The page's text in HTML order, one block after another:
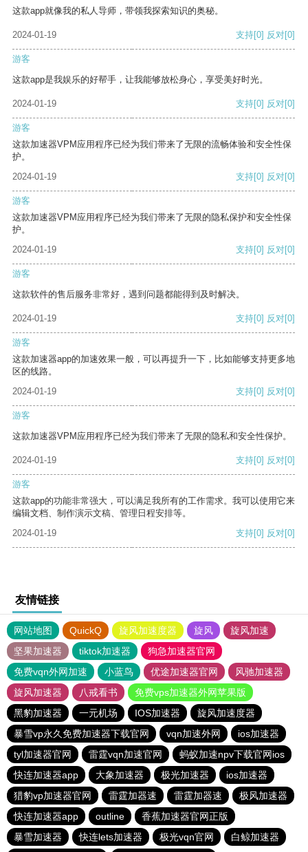
这款app就像我的私人导师，带领我探索知识的奥秘。
2024-01-19 支持[0] 反对[0]
游客
这款app是我娱乐的好帮手，让我能够放松身心，享受美好时光。
2024-01-19 支持[0] 反对[0]
游客
这款加速器VPM应用程序已经为我们带来了无限的流畅体验和安全性保
护。
2024-01-19
支持[0] 反对[0]
游客
这款加速器VPM应用程序已经为我们带来了无限的隐私保护和安全性保
护。
2024-01-19
支持[0] 反对[0]
游客
这款软件的售后服务非常好，遇到问题都能得到及时解决。
2024-01-19 支持[0] 反对[0]
游客
这款加速器app的加速效果一般，可以再提升一下，比如能够支持更多地
区的线路。
2024-01-19
支持[0] 反对[0]
游客
这款加速器VPM应用程序已经为我们带来了无限的隐私和安全性保护。
2024-01-19 支持[0] 反对[0]
游客
这款app的功能非常强大，可以满足我所有的工作需求。我可以使用它来
编辑文档、制作演示文稿、管理日程安排等。
2024-01-19
支持[0] 反对[0]
友情链接
网站地图 QuickQ 旋风加速度器 旋风
旋风加速
坚果加速器
tiktok加速器
狗急加速器官网
免费vqn外网加速
小蓝鸟 优途加速器官网
风驰加速器
旋风加速器
八戒看书
免费vps加速器外网苹果版
黑豹加速器
一元机场 IOS加速器
旋风加速度器
暴雪vp永久免费加速器下载官网
vqn加速外网
ios加速器
tyl加速器官网
雷霆vqn加速官网
蚂蚁加速npv下载官网ios
快连加速器app
大象加速器 极光加速器
ios加速器
猎豹vp加速器官网
雷霆加器速 雷霆加器速
极风加速器
快连加速器app
outline
香蕉加速器官网正版
暴雪加速器
快连lets加速器 极光vqn官网 白鲸加速器